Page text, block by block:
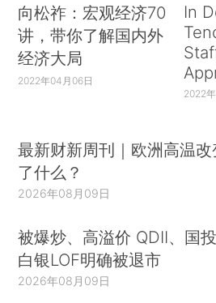
向松祚：宏观经济70
讲，带你了解国内外
经济大局
2022年04月06日
In
2022
最新财新周刊｜欧洲高温改
了什么？
2026年08月09日
被爆炒、高溢价 QDII、国投
白银LOF明确被退市
2026年08月09日